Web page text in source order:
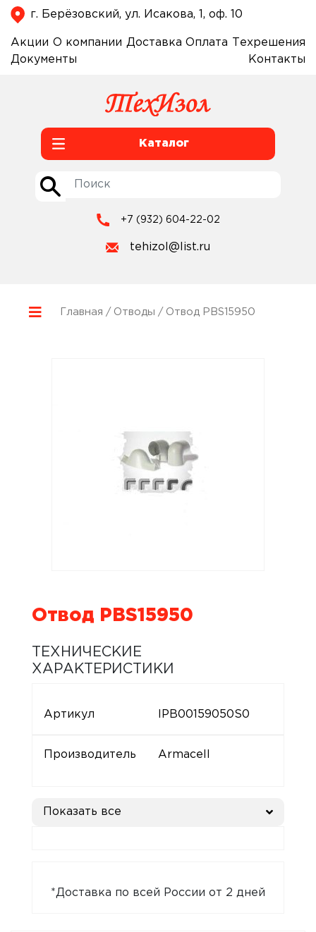
г. Берёзовский, ул. Исакова, 1, оф. 10
Акции О компании Доставка Оплата
Техрешения
Документы
Контакты
Каталог
+7 (932) 604-22-02
tehizol@list.ru
Главная / Отводы / Отвод PBS15950
Отвод PBS15950
ТЕХНИЧЕСКИЕ
ХАРАКТЕРИСТИКИ
Артикул IPB00159050S0
Производитель Armacell
Показать все
*Доставка по всей России от 2 дней